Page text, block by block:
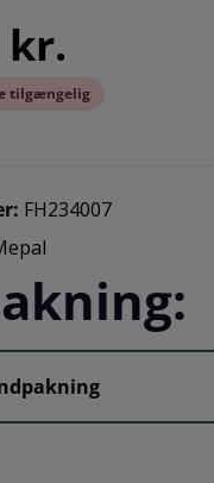
kr.
tilgængelig
FH234007